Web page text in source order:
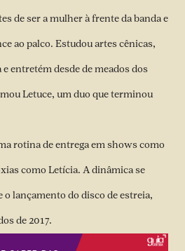
de ser a mulher à frente da banda e
ao palco. Estudou artes cênicas,
entretém desde de meados dos
Letuce, um duo que terminou
rotina de entrega em shows como
como Letícia. A dinâmica se
o lançamento do disco de estreia,
de 2017.